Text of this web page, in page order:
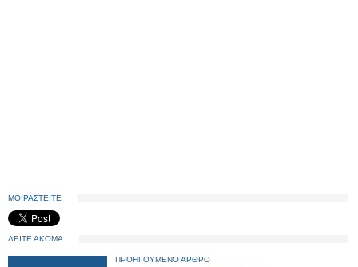
ΜΟΙΡΑΣΤΕΙΤΕ
ΔΕΙΤΕ ΑΚΟΜΑ
ΠΡΟΗΓΟΥΜΕΝΟ ΑΡΘΡΟ